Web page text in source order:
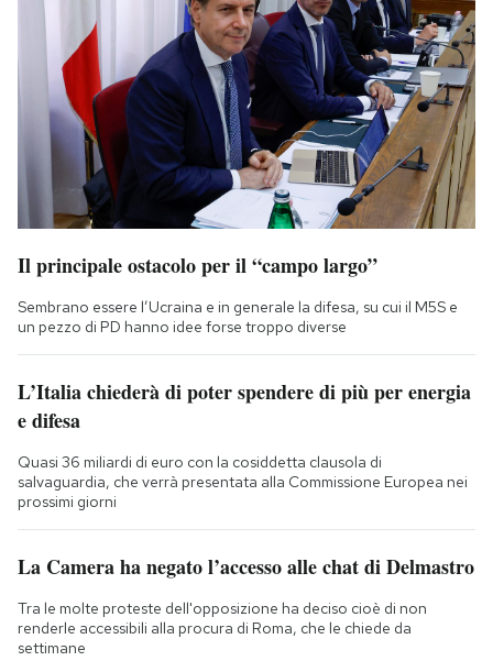
Il principale ostacolo per il “campo largo”
Sembrano essere l’Ucraina e in generale la difesa, su cui il M5S e
un pezzo di PD hanno idee forse troppo diverse
L’Italia chiederà di poter spendere di più per energia
e difesa
Quasi 36 miliardi di euro con la cosiddetta clausola di
salvaguardia, che verrà presentata alla Commissione Europea nei
prossimi giorni
La Camera ha negato l’accesso alle chat di Delmastro
Tra le molte proteste dell'opposizione ha deciso cioè di non
renderle accessibili alla procura di Roma, che le chiede da
settimane